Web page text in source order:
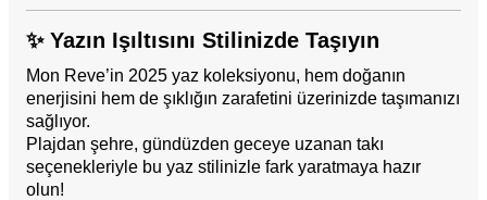
✨ Yazın Işıltısını Stilinizde Taşıyın
Mon Reve’in 2025 yaz koleksiyonu, hem doğanın
enerjisini hem de şıklığın zarafetini üzerinizde taşımanızı
sağlıyor.
Plajdan şehre, gündüzden geceye uzanan takı
seçenekleriyle bu yaz stilinizle fark yaratmaya hazır
olun!